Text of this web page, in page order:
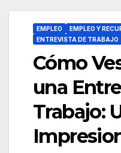
EMPLEO
EMPLEO Y
ENTREVISTA DE TRABAJO
Cómo
una
Trabajo: